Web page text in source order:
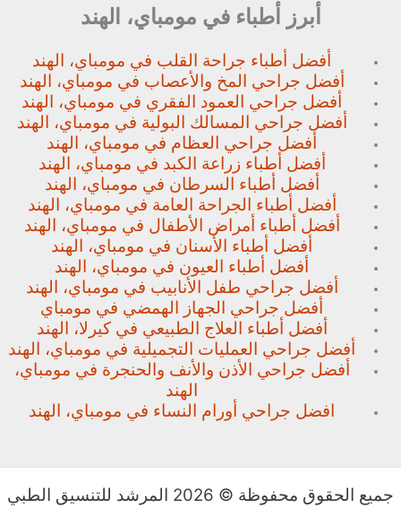
أبرز أطباء في مومباي، الهند
أفضل أطباء جراحة القلب في مومباي، الهند
أفضل جراحي المخ والأعصاب في مومباي، الهند
أفضل جراحي العمود الفقري في مومباي، الهند
أفضل جراحي المسالك البولية في مومباي، الهند
أفضل جراحي العظام في مومباي، الهند
أفضل أطباء زراعة الكبد في مومباي، الهند
أفضل أطباء السرطان في مومباي، الهند
أفضل أطباء الجراحة العامة في مومباي، الهند
أفضل أطباء أمراض الأطفال في مومباي، الهند
أفضل أطباء الأسنان في مومباي، الهند
أفضل أطباء العيون في مومباي، الهند
أفضل جراحي طفل الأنابيب في مومباي، الهند
أفضل جراحي الجهاز الهمضي في مومباي
أفضل أطباء العلاج الطبيعي في كيرلا، الهند
أفضل جراحي العمليات التجميلية في مومباي، الهند
أفضل جراحي الأذن والأنف والحنجرة في مومباي،
الهند
افضل جراحي أورام النساء في مومباي، الهند
جميع الحقوق محفوظة © 2026 المرشد للتنسيق الطبي